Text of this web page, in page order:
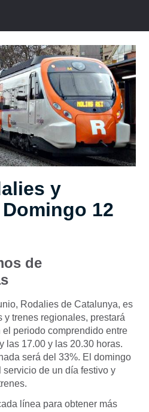
y
12
de
Rodalies de Catalunya, es
y trenes regionales, prestará
periodo comprendido entre
las 17.00 y las 20.30 horas.
será del 33%. El domingo
de un día festivo y
línea para obtener más